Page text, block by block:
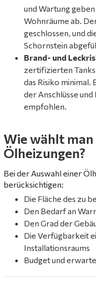
und Wartung
Wohnräume ab.
geschlossen, und
Schornstein
Brand- und
zertifizierten
das Risiko
der Anschlüsse
empfohlen.
Wie wählt
Ölheizungen?
Bei der Auswahl einer
berücksichtigen:
Die Fläche des zu
Den Bedarf an
Den Grad der
Die Verfügbarkeit
Installationsraums
Budget und